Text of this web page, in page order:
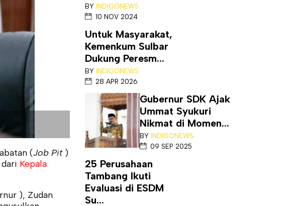
(Job Pit)
Kepala
), Zudan
BY INDIGONEWS
10 NOV 2024
Untuk Masyarakat,
Kemenkum Sulbar
Dukung Peresm...
BY INDIGONEWS
28 APR 2026
Gubernur SDK Ajak
Ummat Syukuri
Nikmat di Momen...
BY INDIGONEWS
09 SEP 2025
25 Perusahaan
Tambang Ikuti
Evaluasi di ESDM
Su...